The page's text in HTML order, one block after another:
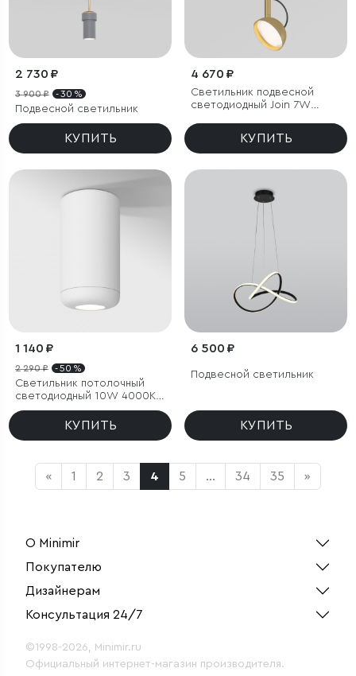
2 730 ₽
3 900 ₽ - 30 %
Подвесной светильник
КУПИТЬ
4 670 ₽
Светильник подвесной
светодиодный Join 7W
КУПИТЬ
1 140 ₽
2 290 ₽ - 50 %
Светильник потолочный
светодиодный 10W 4000K
белый
КУПИТЬ
6 500 ₽
Подвесной светильник
КУПИТЬ
« 1 2 3 4 5 ... 34 35 »
О Minimir
Покупателю
Дизайнерам
Консультация 24/7
©1998-2026, Minimir.ru
Официальный интернет-магазин производителя.